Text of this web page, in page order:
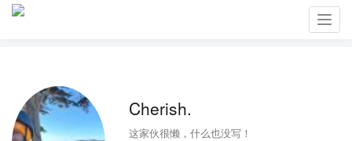
Cherish.
这家伙很懒，什么也没写！